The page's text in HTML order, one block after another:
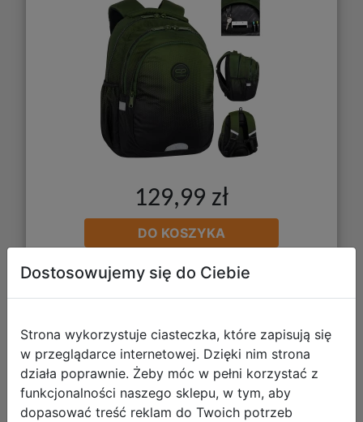
129,99 zł
DO KOSZYKA
Dostosowujemy się do Ciebie
Strona wykorzystuje ciasteczka, które zapisują się
w przeglądarce internetowej. Dzięki nim strona
działa poprawnie. Żeby móc w pełni korzystać z
funkcjonalności naszego sklepu, w tym, aby
dopasować treść reklam do Twoich potrzeb